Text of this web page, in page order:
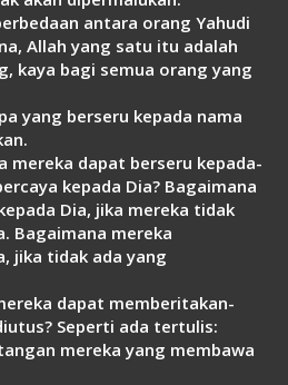
antara orang Yahudi
Allah yang satu itu adalah
kaya bagi semua orang yang
yang berseru kepada nama
mereka dapat berseru kepada-
kepada Dia? Bagaimana
Dia, jika mereka tidak
Bagaimana mereka
jika tidak ada yang
dapat memberitakan-
Seperti ada tertulis:
mereka yang membawa